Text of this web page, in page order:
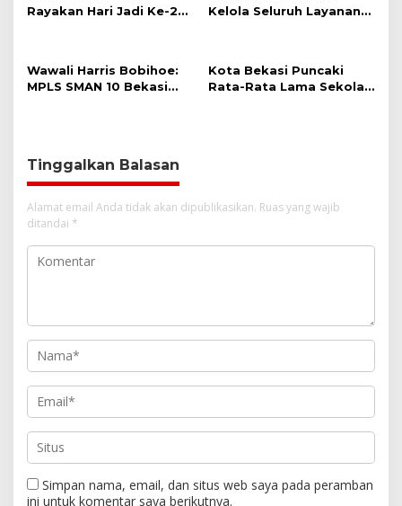
Rayakan Hari Jadi Ke-2
Kelola Seluruh Layanan
Sepakat Utamakan
Pelayanan Warga.
Wawali Harris Bobihoe:
MPLS SMAN 10 Bekasi
Kota Bekasi Puncaki
Rata-Rata Lama Sekolah
Tinggalkan Balasan
Alamat email Anda tidak akan dipublikasikan. Ruas yang wajib
ditandai *
Simpan nama, email, dan situs web saya pada peramban
ini untuk komentar saya berikutnya.